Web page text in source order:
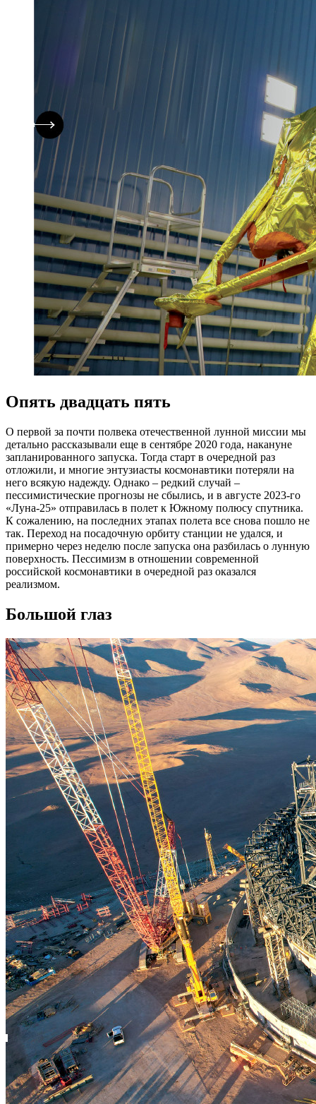
Опять двадцать пять
О первой за почти полвека отечественной лунной миссии мы
детально рассказывали еще в сентябре 2020 года, накануне
запланированного запуска. Тогда старт в очередной раз
отложили, и многие энтузиасты космонавтики потеряли на
него всякую надежду. Однако – редкий случай –
пессимистические прогнозы не сбылись, и в августе 2023-го
«Луна-25» отправилась в полет к Южному полюсу спутника.
К сожалению, на последних этапах полета все снова пошло не
так. Переход на посадочную орбиту станции не удался, и
примерно через неделю после запуска она разбилась о лунную
поверхность. Пессимизм в отношении современной
российской космонавтики в очередной раз оказался
реализмом.
Большой глаз